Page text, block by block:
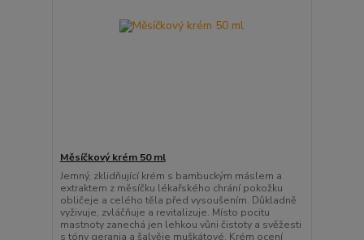
Měsíčkový krém 50 ml
Jemný, zklidňující krém s bambuckým máslem a
extraktem z měsíčku lékařského chrání pokožku
obličeje a celého těla před vysoušením. Důkladně
vyživuje, zvláčňuje a revitalizuje. Místo pocitu
mastnoty zanechá jen lehkou vůni čistoty a svěžesti
s tóny gerania a šalvěje muškátové. Krém ocení